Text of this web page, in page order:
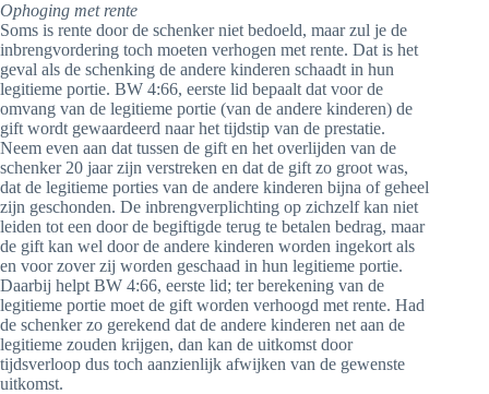
Ophoging met rente
Soms is rente door de schenker niet bedoeld, maar zul je de
inbrengvordering toch moeten verhogen met rente. Dat is het
geval als de schenking de andere kinderen schaadt in hun
legitieme portie. BW 4:66, eerste lid bepaalt dat voor de
omvang van de legitieme portie (van de andere kinderen) de
gift wordt gewaardeerd naar het tijdstip van de prestatie.
Neem even aan dat tussen de gift en het overlijden van de
schenker 20 jaar zijn verstreken en dat de gift zo groot was,
dat de legitieme porties van de andere kinderen bijna of geheel
zijn geschonden. De inbrengverplichting op zichzelf kan niet
leiden tot een door de begiftigde terug te betalen bedrag, maar
de gift kan wel door de andere kinderen worden ingekort als
en voor zover zij worden geschaad in hun legitieme portie.
Daarbij helpt BW 4:66, eerste lid; ter berekening van de
legitieme portie moet de gift worden verhoogd met rente. Had
de schenker zo gerekend dat de andere kinderen net aan de
legitieme zouden krijgen, dan kan de uitkomst door
tijdsverloop dus toch aanzienlijk afwijken van de gewenste
uitkomst.